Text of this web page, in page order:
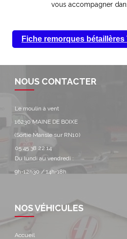
vous accompagner
Fiche remorques bétaillères
NOUS CONTACTER
Le moulin à vent
16230 MAINE DE BOIXE
(Sortie Mansle sur RN10)
05 45 38 22 14
Du lundi au vendredi :
9h-12h30 / 14h-18h
NOS VÉHICULES
Accueil